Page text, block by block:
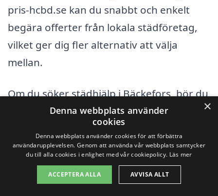
pris-hcbd.se kan du snabbt och enkelt
begära offerter från lokala städföretag,
vilket ger dig fler alternativ att välja
mellan.
Om du söker städhjälp i Bäckefors, bör du
även överväga städföretag i närliggande
städer. Detta kan ibland ge dig en större
mängd alternativ och möjligheter till
bättre priser. Här är några städer i
närheten som erbjuder städhjälp:
×
Denna webbplats använder
cookies
Denna webbplats använder cookies för att förbättra
användarupplevelsen. Genom att använda vår webbplats samtycker
du till alla cookies i enlighet med vår cookiepolicy. Läs mer
ACCEPTERA ALLA AVVISA ALLT